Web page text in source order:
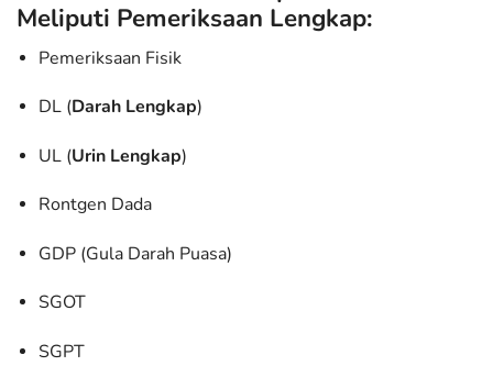
Meliputi Pemeriksaan Lengkap:
Pemeriksaan Fisik
DL (Darah Lengkap)
UL (Urin Lengkap)
Rontgen Dada
GDP (Gula Darah Puasa)
SGOT
SGPT